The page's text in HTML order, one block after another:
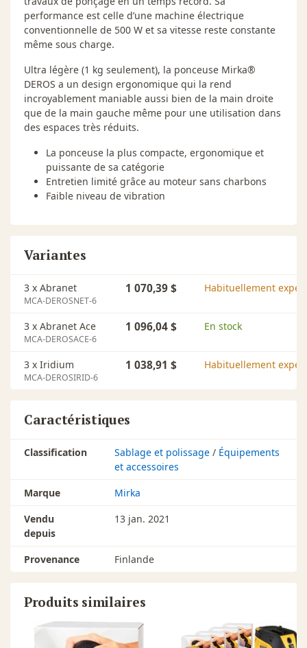
Garantie 2+1
Les ponceuses Mirka sont garanties 24 mois contre tous
vices matériels et de fabrication. Enregistrez votre
produit Mirka ( ponceuse, lustreuse ou aspirateur) dans
un délai de 30 jours suivant votre achat pour bénéficier
d'1 an de garantie supplémentaire. Enregistrement de
la garantie
performance est celle d’une machine électrique
conventionnelle de 500 W et sa vitesse reste constante
même sous charge.
Ultra légère (1 kg seulement), la ponceuse Mirka®
DEROS a un design ergonomique qui la rend
incroyablement maniable aussi bien de la main droite
que de la main gauche même pour une utilisation dans
des espaces très réduits.
La ponceuse la plus compacte, ergonomique et
puissante de sa catégorie
Entretien limité grâce au moteur sans charbons
Faible niveau de vibration
Variantes
3 x Abranet
MCA-DEROSNET-6
1 070,39 $ Habituellement
3 x Abranet Ace
MCA-DEROSACE-6
1 096,04 $ En stock
3 x Iridium
MCA-DEROSIRID-6
1 038,91 $ Habituellement
Caractéristiques
Classification Sablage et polissage / Équipements
et accessoires
Marque
Mirka
Vendu
depuis
13 jan. 2021
Provenance Finlande
Produits similaires